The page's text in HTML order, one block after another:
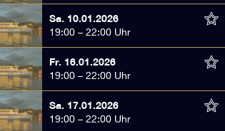
Sa. 10.01.2026
19:00 – 22:00 Uhr
Fr. 16.01.2026
19:00 – 22:00 Uhr
Sa. 17.01.2026
19:00 – 22:00 Uhr